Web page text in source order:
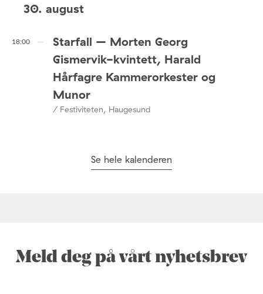
30. august
18:00
Starfall – Morten Georg
Gismervik-kvintett, Harald
Hårfagre Kammerorkester og
Munor
/ Festiviteten, Haugesund
Se hele kalenderen
Meld deg på vårt nyhetsbrev